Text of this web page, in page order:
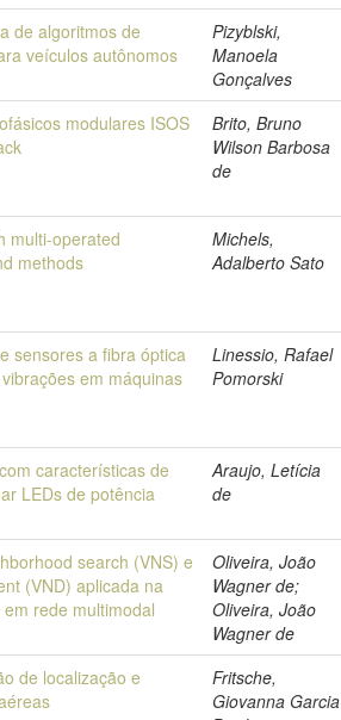
de algoritmos de
veículos autônomos
Pizyblski,
Manoela
Gonçalves
modulares ISOS
Brito, Bruno
Wilson Barbosa
de
multi-operated
methods
Michels,
Adalberto Sato
sensores a fibra óptica
em máquinas
Linessio, Rafael
Pomorski
características de
LEDs de potência
Araujo, Letícia
de
search (VNS) e
(VND) aplicada na
rede multimodal
Oliveira, João
Wagner de;
Oliveira, João
Wagner de
de localização e
Fritsche,
Giovanna Garcia